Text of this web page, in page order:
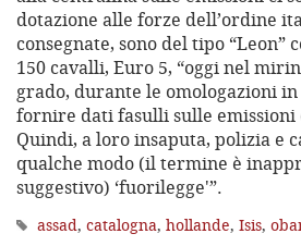
dotazione alle forze dell’ordine
consegnate, sono del tipo “Leon”
150 cavalli, Euro 5, “oggi nel
grado, durante le omologazioni
fornire dati fasulli sulle emissioni
Quindi, a loro insaputa, polizia e
qualche modo (il termine è
suggestivo) ‘fuorilegge'”.
assad, catalogna, hollande, Isis,